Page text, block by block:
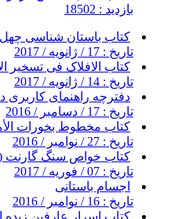
بازدید : 18502
کتاب باستان شناسی چهل
تاریخ : 17 / ژانویه / 2017
کتاب الافلاک فی تسخیر
تاریخ : 14 / ژانویه / 2017
دفترچه راهنمای کاربری
تاریخ : 17 / دسامبر / 2016
کتاب مخطوط بخورات
تاریخ : 27 / نوامبر / 2016
کتاب خواص سنگ گارنت
تاریخ : 07 / فوریه / 2017
اجسام باستانی
تاریخ : 16 / نوامبر / 2016